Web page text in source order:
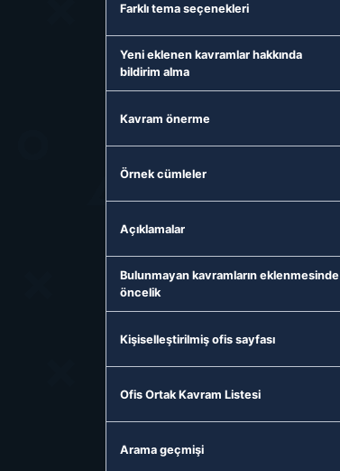
Farklı tema seçenekleri
Yeni eklenen kavramlar hakkında
bildirim alma
Kavram önerme
Örnek cümleler
Açıklamalar
Bulunmayan kavramların eklenmesinde
öncelik
Kişiselleştirilmiş ofis sayfası
Ofis Ortak Kavram Listesi
Arama geçmişi